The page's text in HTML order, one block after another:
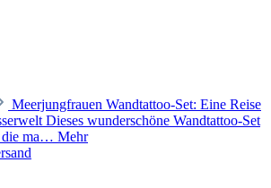
Meerjungfrauen Wandtattoo-Set: Eine Reise
Dieses wunderschöne Wandtattoo-Set
die ma… Mehr